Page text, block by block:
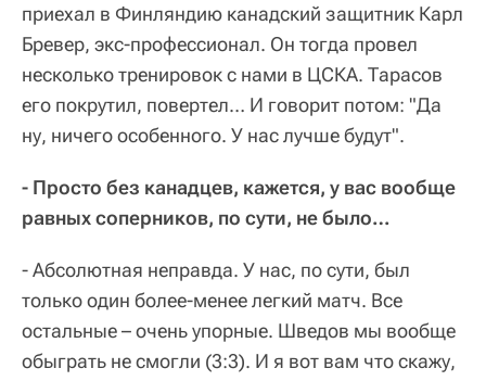
приехал в Финляндию канадский защитник Карл
Бревер, экс-профессионал. Он тогда провел
несколько тренировок с нами в ЦСКА. Тарасов
его покрутил, повертел… И говорит потом: "Да
ну, ничего особенного. У нас лучше будут".
- Просто без канадцев, кажется, у вас вообще
равных соперников, по сути, не было…
- Абсолютная неправда. У нас, по сути, был
только один более-менее легкий матч. Все
остальные – очень упорные. Шведов мы вообще
обыграть не смогли (3:3). И я вот вам что скажу,